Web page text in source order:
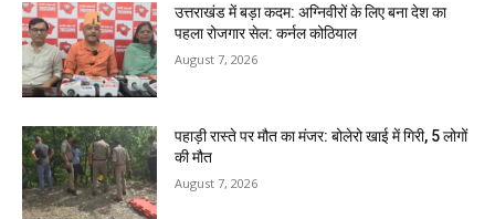
उत्तराखंड में बड़ा कदम: अग्निवीरों के लिए बना देश का
पहला रोजगार सेल: कर्नल कोठियाल
August 7, 2026
पहाड़ी रास्ते पर मौत का मंजर: बोलेरो खाई में गिरी, 5 लोगों
की मौत
August 7, 2026